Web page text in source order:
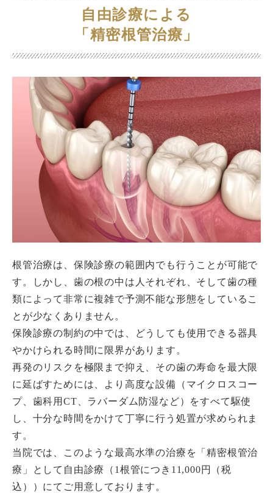
自由診療による
「精密根管治療」
根管治療は、保険診療の範囲内でも行うことが可能で
す。しかし、歯の根の中は人それぞれ、そして歯の種
類によって非常に複雑で予測不能な形態をしているこ
とが少なくありません。
保険診療の制約の中では、どうしても使用できる器具
やかけられる時間に限界があります。
再発のリスクを極限まで抑え、その歯の寿命を最大限
に延ばすためには、より高度な設備（マイクロスコー
プ、歯科用CT、ラバーダム防湿など）をすべて駆使
し、十分な時間をかけて丁寧に行う処置が求められま
す。
当院では、このような最高水準の治療を「精密根管治
療」として自由診療（1根管につき11,000円（税
込））にてご用意しております。